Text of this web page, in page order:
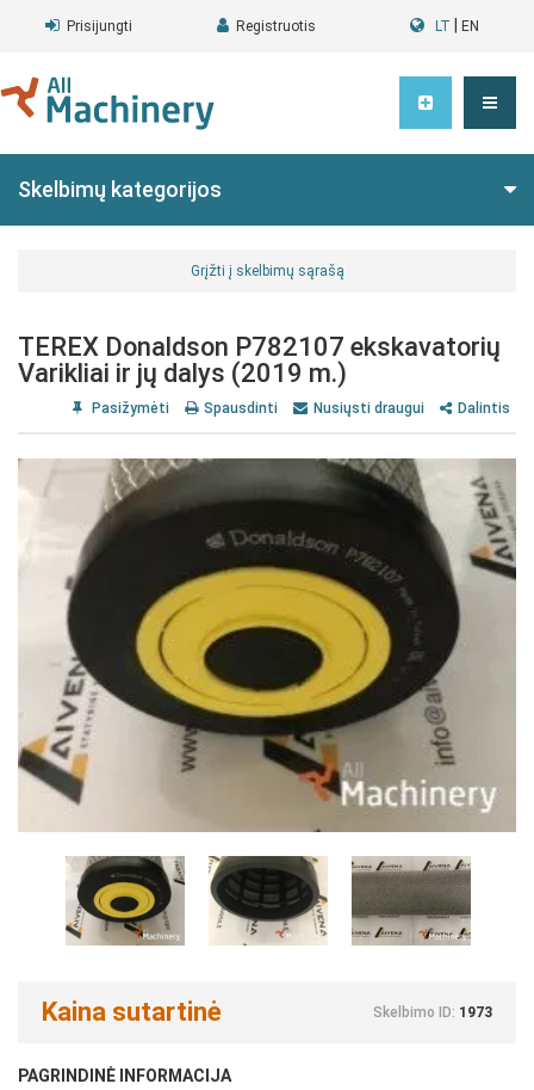
Prisijungti Registruotis LT EN
Skelbimų kategorijos
Grįžti į skelbimų sąrašą
TEREX Donaldson P782107 ekskavatorių
Varikliai ir jų dalys (2019 m.)
Pasižymėti Spausdinti Nusiųsti draugui Dalintis
Kaina sutartinė Skelbimo ID: 1973
PAGRINDINĖ INFORMACIJA